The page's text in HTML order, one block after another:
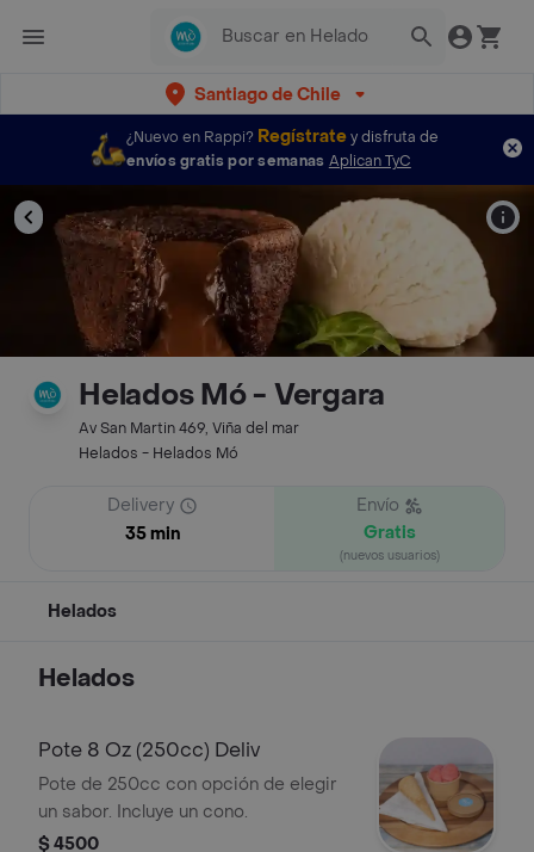
Santiago de Chile
¿Nuevo en Rappi? Regístratey disfruta de
envíos gratis por semanas Aplican TyC
Helados Mó - Vergara
Av San Martin 469, Viña del mar
Helados - Helados Mó
Delivery
35 min
Envío
Gratis
(nuevos usuarios)
Helados
Helados
Pote 8 Oz (250cc) Deliv
Pote de 250cc con opción de elegir
un sabor. Incluye un cono.
$ 4500